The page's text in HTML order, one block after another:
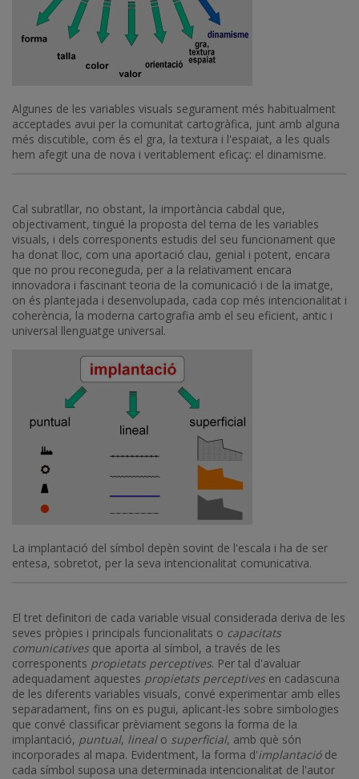
Algunes de les variables visuals segurament més habitualment
acceptades avui per la comunitat cartogràfica, junt amb alguna
més discutible, com és el gra, la textura i l'espaiat, a les quals
hem afegit una de nova i veritablement eficaç: el dinamisme.
Cal subratllar, no obstant, la importància cabdal que,
objectivament, tingué la proposta del tema de les variables
visuals, i dels corresponents estudis del seu funcionament que
ha donat lloc, com una aportació clau, genial i potent, encara
que no prou reconeguda, per a la relativament encara
innovadora i fascinant teoria de la comunicació i de la imatge,
on és plantejada i desenvolupada, cada cop més intencionalitat i
coherència, la moderna cartografia amb el seu eficient, antic i
universal llenguatge universal.
La implantació del símbol depèn sovint de l'escala i ha de ser
entesa, sobretot, per la seva intencionalitat comunicativa.
El tret definitori de cada variable visual considerada deriva de les
seves pròpies i principals funcionalitats o capacitats
comunicatives que aporta al símbol, a través de les
corresponents propietats perceptives. Per tal d'avaluar
adequadament aquestes propietats perceptives en cadascuna
de les diferents variables visuals, convé experimentar amb elles
separadament, fins on es pugui, aplicant-les sobre simbologies
que convé classificar prèviament segons la forma de la
implantació, puntual, linealo superficial, amb què són
incorporades al mapa. Evidentment, la forma d'implantacióde
cada símbol suposa una determinada intencionalitat de l'autor